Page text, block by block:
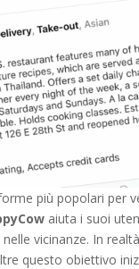
più popolari per
aiuta i suoi
vicinanze. In
questo obiettivo